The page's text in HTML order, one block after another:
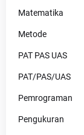
Matematika
Metode
PAT PAS UAS
PAT/PAS/UAS
Pemrograman
Pengukuran